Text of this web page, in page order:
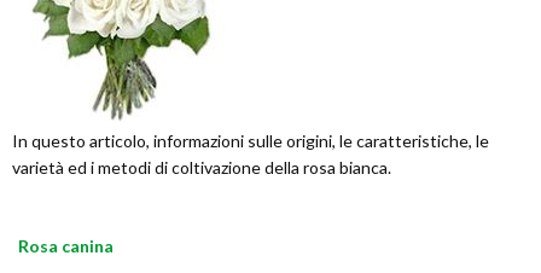
In questo articolo, informazioni sulle origini, le caratteristiche, le
varietà ed i metodi di coltivazione della rosa bianca.
Rosa canina